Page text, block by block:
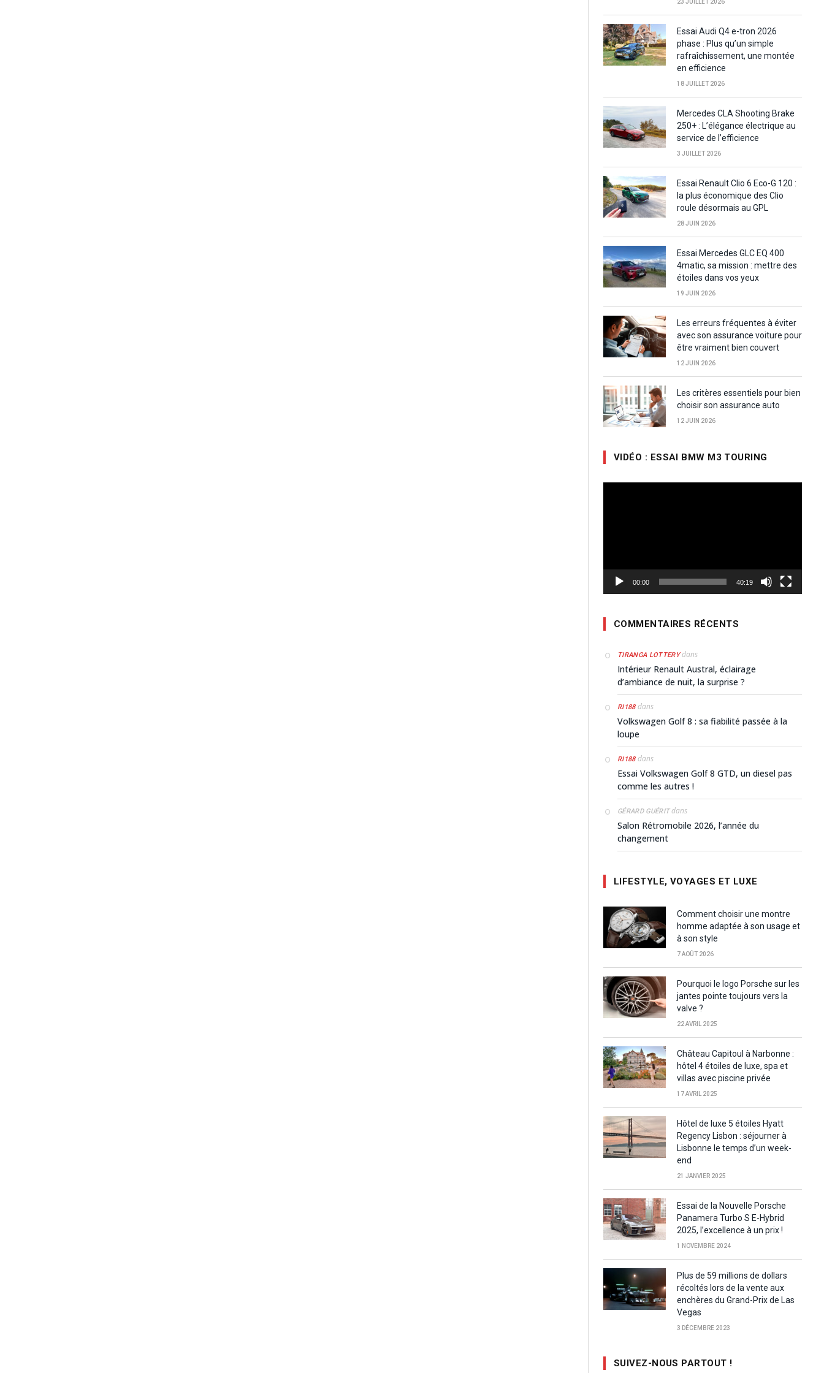
23 JUILLET 2026
Essai Audi Q4 e-tron 2026
phase : Plus qu’un simple
rafraîchissement, une montée
en efficience
18 JUILLET 2026
Mercedes CLA Shooting Brake
250+ : L’élégance électrique au
service de l’efficience
3 JUILLET 2026
Essai Renault Clio 6 Eco-G 120 :
la plus économique des Clio
roule désormais au GPL
28 JUIN 2026
Essai Mercedes GLC EQ 400
4matic, sa mission : mettre des
étoiles dans vos yeux
19 JUIN 2026
Les erreurs fréquentes à éviter
avec son assurance voiture pour
être vraiment bien couvert
12 JUIN 2026
Les critères essentiels pour bien
choisir son assurance auto
12 JUIN 2026
VIDÉO : ESSAI BMW M3 TOURING
00:00 40:19
COMMENTAIRES RÉCENTS
TIRANGA LOTTERYdans
Intérieur Renault Austral, éclairage
d’ambiance de nuit, la surprise ?
RI188dans
Volkswagen Golf 8 : sa fiabilité passée à la
loupe
RI188dans
Essai Volkswagen Golf 8 GTD, un diesel pas
comme les autres !
GÉRARD GUÉRITdans
Salon Rétromobile 2026, l’année du
changement
LIFESTYLE, VOYAGES ET LUXE
Comment choisir une montre
homme adaptée à son usage et
à son style
7 AOÛT 2026
Pourquoi le logo Porsche sur les
jantes pointe toujours vers la
valve ?
22 AVRIL 2025
Château Capitoul à Narbonne :
hôtel 4 étoiles de luxe, spa et
villas avec piscine privée
17 AVRIL 2025
Hôtel de luxe 5 étoiles Hyatt
Regency Lisbon : séjourner à
Lisbonne le temps d’un week-
end
21 JANVIER 2025
Essai de la Nouvelle Porsche
Panamera Turbo S E-Hybrid
2025, l’excellence à un prix !
1 NOVEMBRE 2024
Plus de 59 millions de dollars
récoltés lors de la vente aux
enchères du Grand-Prix de Las
Vegas
3 DÉCEMBRE 2023
SUIVEZ-NOUS PARTOUT !